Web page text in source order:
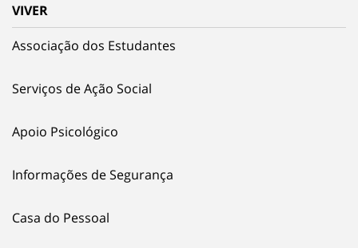
VIVER
Associação dos Estudantes
Serviços de Ação Social
Apoio Psicológico
Informações de Segurança
Casa do Pessoal